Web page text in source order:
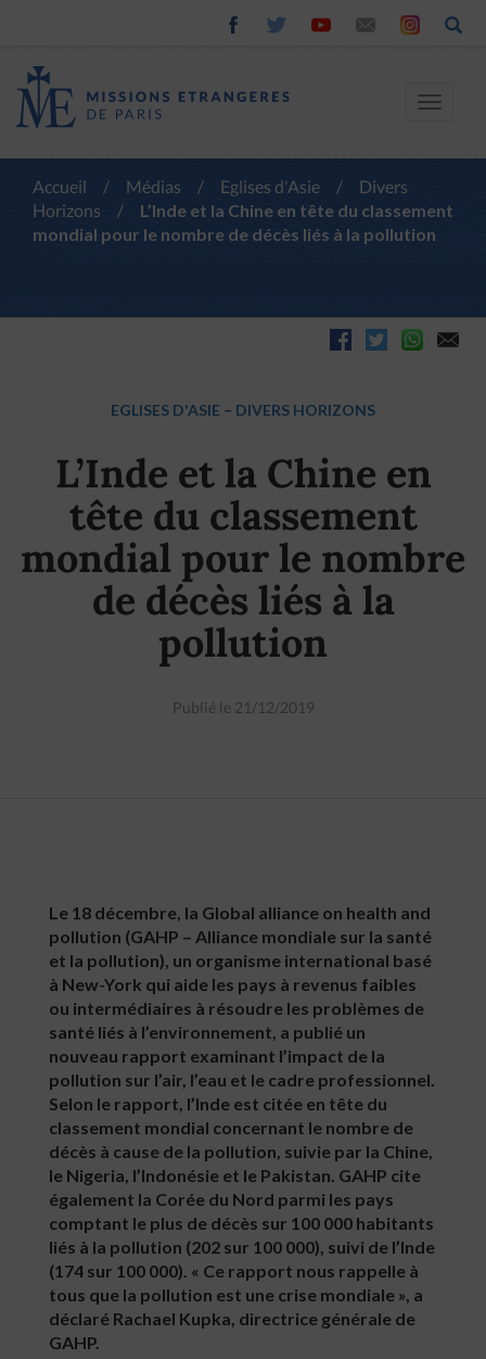
Toggle
Accueil / Médias / Eglises d'Asie /
Divers
Horizons
/
L’Inde et la Chine en tête du classement
mondial pour le nombre de décès liés à la pollution
EGLISES D'ASIE – DIVERS HORIZONS
L’Inde et la Chine en
tête du classement
mondial pour le nombre
de décès liés à la
pollution
Publié le 21/12/2019
Le 18 décembre, la Global alliance on health and
pollution (GAHP – Alliance mondiale sur la santé
et la pollution), un organisme international basé
à New-York qui aide les pays à revenus faibles
ou intermédiaires à résoudre les problèmes de
santé liés à l’environnement, a publié un
nouveau rapport examinant l’impact de la
pollution sur l’air, l’eau et le cadre professionnel.
Selon le rapport, l’Inde est citée en tête du
classement mondial concernant le nombre de
décès à cause de la pollution, suivie par la Chine,
le Nigeria, l’Indonésie et le Pakistan. GAHP cite
également la Corée du Nord parmi les pays
comptant le plus de décès sur 100 000 habitants
liés à la pollution (202 sur 100 000), suivi de l’Inde
(174 sur 100 000). « Ce rapport nous rappelle à
tous que la pollution est une crise mondiale », a
déclaré Rachael Kupka, directrice générale de
GAHP.